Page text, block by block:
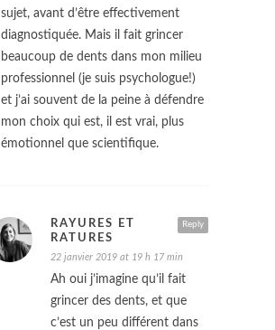
sujet, avant d’être effectivement
diagnostiquée. Mais il fait grincer
beaucoup de dents dans mon milieu
professionnel (je suis psychologue!)
et j’ai souvent de la peine à défendre
mon choix qui est, il est vrai, plus
émotionnel que scientifique.
Reply
RAYURES ET
RATURES
22 janvier 2019 at 19 h 17 min
Ah oui j’imagine qu’il fait
grincer des dents, et que
c’est un peu différent dans